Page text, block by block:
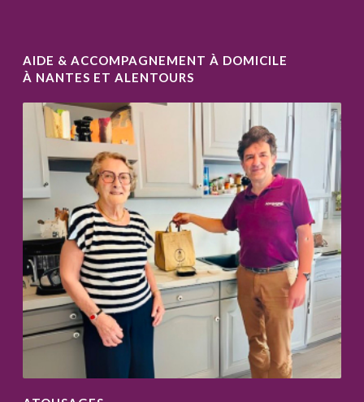
AIDE & ACCOMPAGNEMENT À DOMICILE
À NANTES ET ALENTOURS